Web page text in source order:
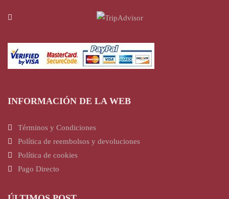
INFORMACIÓN DE LA WEB
Términos y Condiciones
Política de reembolsos y devoluciones
Política de cookies
Pago Directo